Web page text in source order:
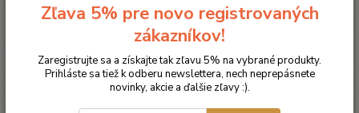
CBD PRODUKTY PRE PSY A KONE
CBD šampón pre zvieratá
125 ml
CBD šampón pre zvieratá 125 ml
Zľava 5% pre novo registrovaných
zákazníkov!
Zaregistrujte sa a získajte tak zľavu 5% na vybrané produkty.
Prihláste sa tiež k odberu newslettera, nech neprepásnete
novinky, akcie a ďalšie zľavy :).